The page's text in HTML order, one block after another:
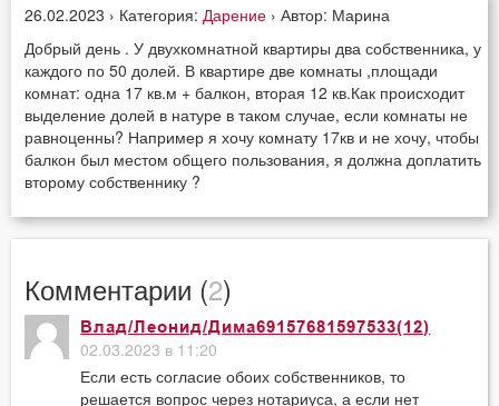
26.02.2023 › Категория: Дарение › Автор: Марина
Добрый день . У двухкомнатной квартиры два собственника, у
каждого по 50 долей. В квартире две комнаты ,площади
комнат: одна 17 кв.м + балкон, вторая 12 кв.Как происходит
выделение долей в натуре в таком случае, если комнаты не
равноценны? Например я хочу комнату 17кв и не хочу, чтобы
балкон был местом общего пользования, я должна доплатить
второму собственнику ?
Комментарии (2)
Влад/Леонид/Дима69157681597533(12)
02.03.2023 в 11:20
Если есть согласие обоих собственников, то
решается вопрос через нотариуса, а если нет